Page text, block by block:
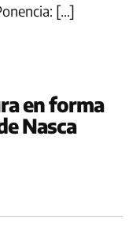
[…]
en forma
Nasca